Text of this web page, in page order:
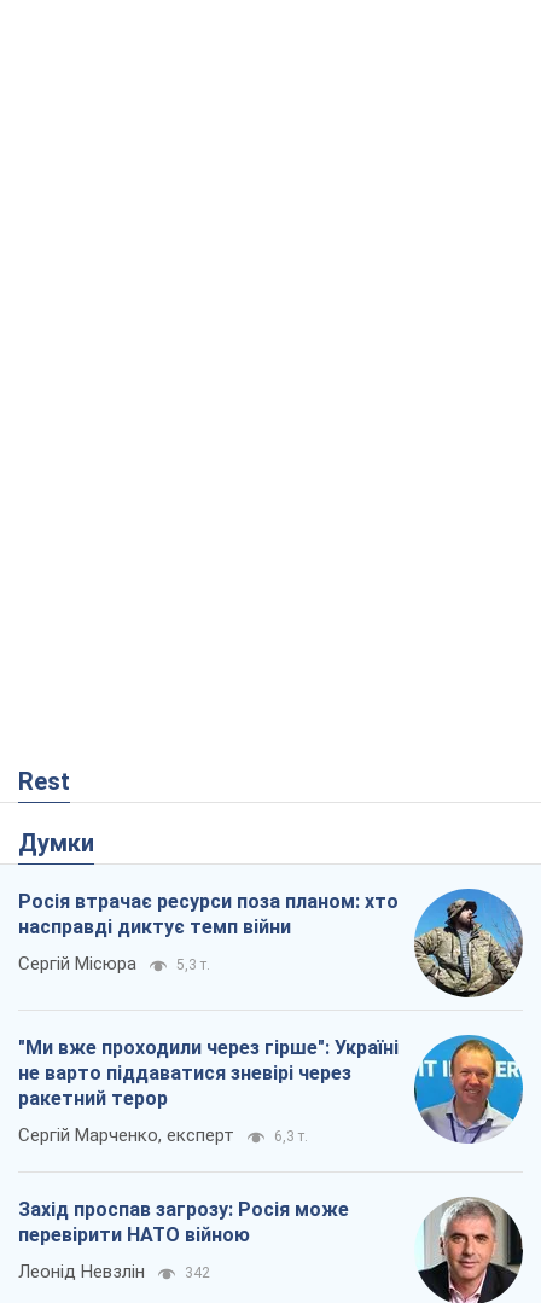
Rest
Думки
Росія втрачає ресурси поза планом: хто
насправді диктує темп війни
Сергій Місюра 5,3 т.
"Ми вже проходили через гірше": Україні
не варто піддаватися зневірі через
ракетний терор
Сергій Марченко, експерт 6,3 т.
Захід проспав загрозу: Росія може
перевірити НАТО війною
Леонід Невзлін 342